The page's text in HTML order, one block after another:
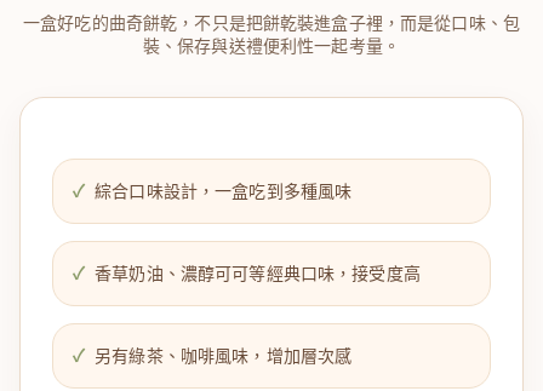
一盒好吃的曲奇餅乾，不只是把餅乾裝進盒子裡，而是從口味、包
裝、保存與送禮便利性一起考量。
綜合口味設計，一盒吃到多種風味
香草奶油、濃醇可可等經典口味，接受度高
另有綠茶、咖啡風味，增加層次感